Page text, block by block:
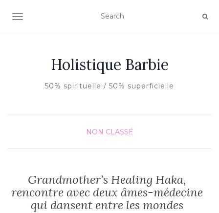
AFFICHER/MASQUER LA NAVIGATION
Holistique Barbie
50% spirituelle / 50% superficielle
NON CLASSÉ
Grandmother’s Healing Haka,
rencontre avec deux âmes-médecine
qui dansent entre les mondes